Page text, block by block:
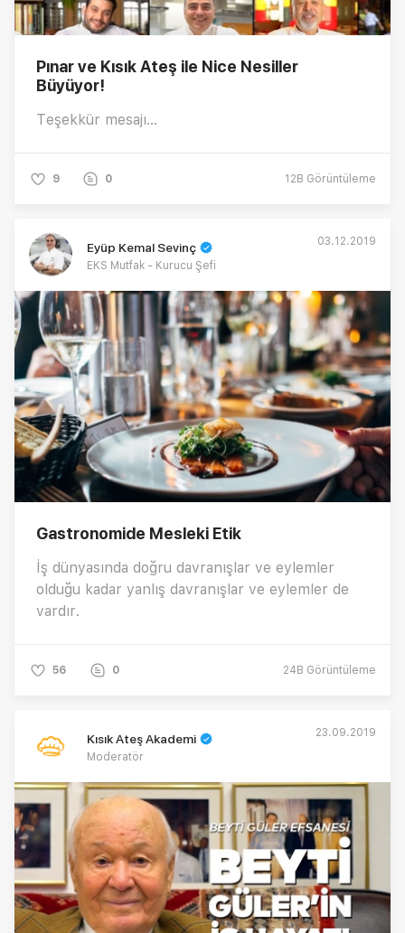
Pınar ve Kısık Ateş ile Nice Nesiller
Büyüyor!
Teşekkür mesajı...
9 0 12B Görüntüleme
Eyüp Kemal Sevinç
EKS Mutfak - Kurucu Şefi
03.12.2019
Gastronomide Mesleki Etik
İş dünyasında doğru davranışlar ve eylemler
olduğu kadar yanlış davranışlar ve eylemler de
vardır.
56 0 24B Görüntüleme
Kısık Ateş Akademi
Moderatör
23.09.2019